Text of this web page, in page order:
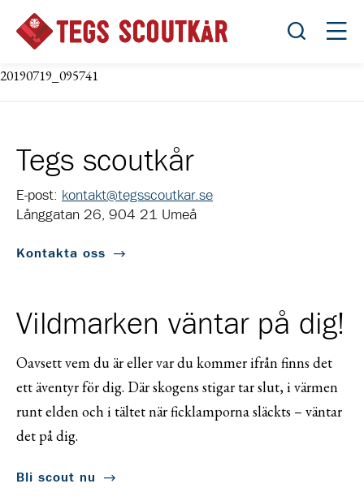
Öppna
20190719_095741
Tegs scoutkår
E-post: kontakt@tegsscoutkar.se
Långgatan 26, 904 21 Umeå
Kontakta oss
Vildmarken väntar på dig!
Oavsett vem du är eller var du kommer ifrån finns det
ett äventyr för dig. Där skogens stigar tar slut, i värmen
runt elden och i tältet när ficklamporna släckts – väntar
det på dig.
Bli scout nu